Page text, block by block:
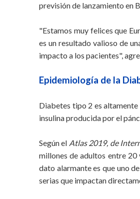
previsión de lanzamiento en
"Estamos muy felices que
es un resultado valioso de
impacto a los pacientes",
Epidemiología de la
Diabetes tipo 2 es altamente
insulina producida por el
Según el Atlas 2019, de
millones de adultos entre 20
dato alarmante es que uno
serias que impactan